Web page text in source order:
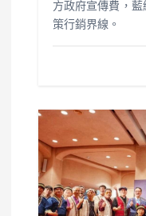
方政府宣傳費，
策行銷界線。